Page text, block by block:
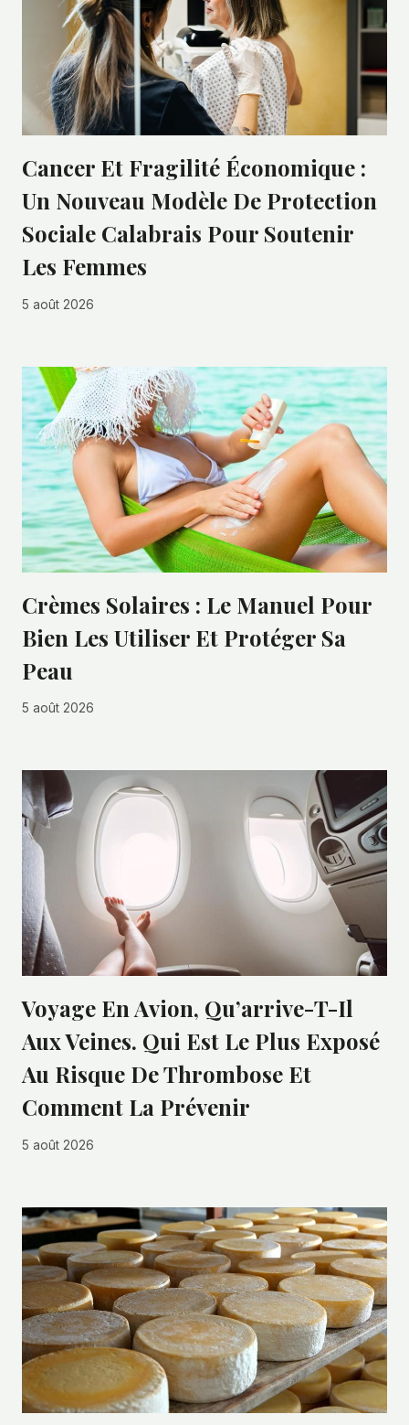
Cancer Et Fragilité Économique :
Un Nouveau Modèle De Protection
Sociale Calabrais Pour Soutenir
Les Femmes
5 août 2026
Crèmes Solaires : Le Manuel Pour
Bien Les Utiliser Et Protéger Sa
Peau
5 août 2026
Voyage En Avion, Qu’arrive-T-Il
Aux Veines. Qui Est Le Plus Exposé
Au Risque De Thrombose Et
Comment La Prévenir
5 août 2026